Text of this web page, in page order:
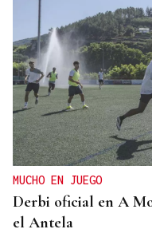
MUCHO EN JUEGO
Derbi oficial en A
el Antela